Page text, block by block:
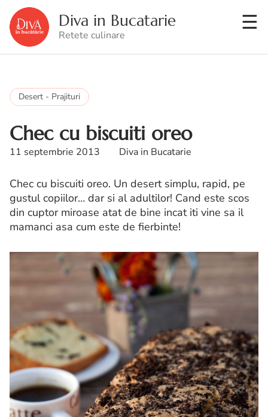
Diva in Bucatarie
Retete culinare
Desert - Prajituri
Chec cu biscuiti oreo
11 septembrie 2013 Diva in Bucatarie
Chec cu biscuiti oreo. Un desert simplu, rapid, pe
gustul copiilor… dar si al adultilor! Cand este scos
din cuptor miroase atat de bine incat iti vine sa il
mamanci asa cum este de fierbinte!